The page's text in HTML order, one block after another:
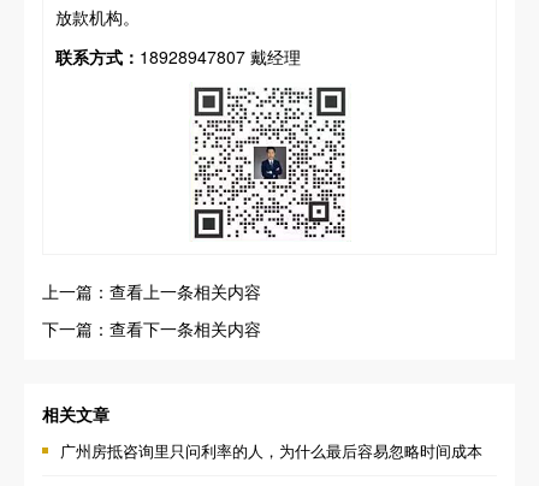
放款机构。
联系方式： 18928947807 戴经理
上一篇：查看上一条相关内容
下一篇：查看下一条相关内容
相关文章
广州房抵咨询里只问利率的人，为什么最后容易忽略时间成本